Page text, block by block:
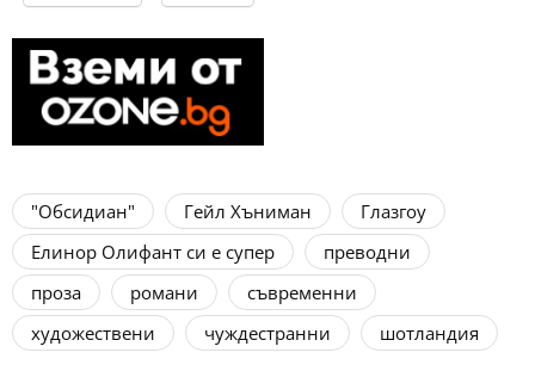
"Обсидиан" Гейл Хъниман
Глазгоу
Елинор Олифант си е супер
преводни
проза
романи
съвременни
художествени
чуждестранни шотландия